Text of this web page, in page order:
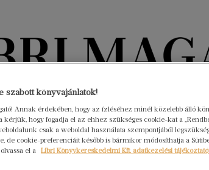
Könyvektől az olvasókig
Interjúk Beleolvasó A hónap könyvei
szabott könyvajánlatok!
Annak érdekében, hogy az ízléséhez minél közelebb álló
kérjük, hogy fogadja el az ehhez szükséges cookie-kat a
csak a weboldal használata szempontjából
de cookie-preferenciáit később is bármikor módosíthatja a
el a Libri Könyvkereskedelmi Kft. adatkezelési